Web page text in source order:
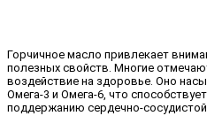
Горчичное масло привлекает
полезных свойств. Многие
воздействие на здоровье. Оно
Омега-3 и Омега-6, что
поддержанию сердечно-